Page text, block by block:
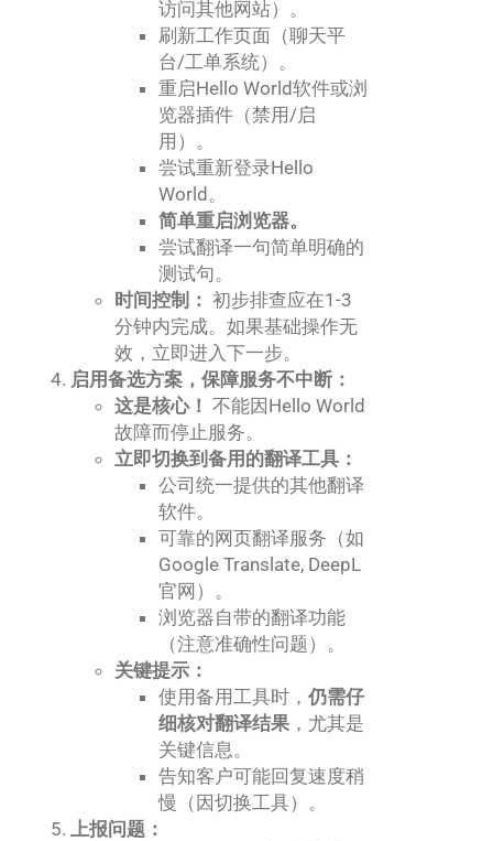
访问其他网站）。
刷新工作页面（聊天平
台/工单系统）。
重启Hello World软件或浏
览器插件（禁用/启
用）。
尝试重新登录Hello
World。
简单重启浏览器。
尝试翻译一句简单明确的
测试句。
时间控制： 初步排查应在1-3
分钟内完成。如果基础操作无
效，立即进入下一步。
启用备选方案，保障服务不中断：
这是核心！ 不能因Hello World
故障而停止服务。
立即切换到备用的翻译工具：
公司统一提供的其他翻译
软件。
可靠的网页翻译服务（如
Google Translate, DeepL
官网）。
浏览器自带的翻译功能
（注意准确性问题）。
关键提示：
使用备用工具时， 仍需仔
细核对翻译结果 ，尤其是
关键信息。
告知客户可能回复速度稍
慢（因切换工具）。
上报问题：